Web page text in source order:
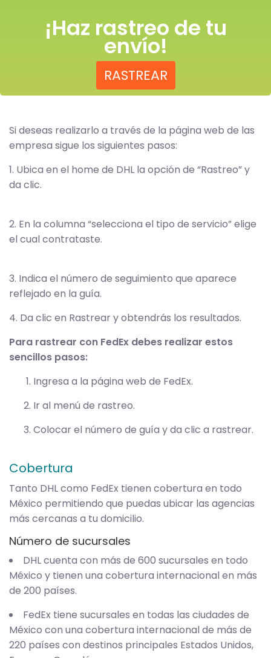
¡Haz rastreo de tu
envío!
RASTREAR
Si deseas realizarlo a través de la página web de las
empresa sigue los siguientes pasos:
1. Ubica en el home de DHL la opción de “Rastreo” y
da clic.
2. En la columna “selecciona el tipo de servicio” elige
el cual contrataste.
3. Indica el número de seguimiento que aparece
reflejado en la guía.
4. Da clic en Rastrear y obtendrás los resultados.
Para rastrear con FedEx debes realizar estos
sencillos pasos:
Ingresa a la página web de FedEx.
Ir al menú de rastreo.
Colocar el número de guía y da clic a rastrear.
Cobertura
Tanto DHL como FedEx tienen cobertura en todo
México permitiendo que puedas ubicar las agencias
más cercanas a tu domicilio.
Número de sucursales
DHL cuenta con más de 600 sucursales en todo
México y tienen una cobertura internacional en más
de 200 países.
FedEx tiene sucursales en todas las ciudades de
México con una cobertura internacional de más de
220 países con destinos principales Estados Unidos,